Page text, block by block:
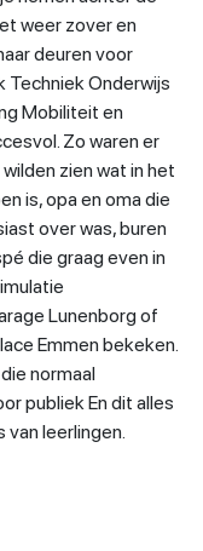
weer zover en
deuren voor
Techniek Onderwijs
Mobiliteit en
Zo waren er
zien wat in het
is, opa en oma die
over was, buren
die graag even in
Lunenborg of
Emmen bekeken.
normaal
publiek En dit alles
van leerlingen.